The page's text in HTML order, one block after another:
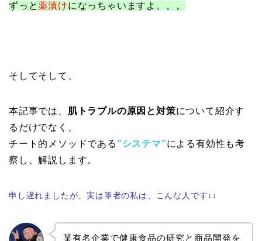
ずっと薬漬けになっちゃいますよ。。。
そしてそして、
本記事では、 肌トラブルの原因と対策について紹介す
るだけでなく、
チート的メソッドである ”システマ”による有効性も考
察し、解説します。
申し遅れましたが、実は筆者の私は、こんな人です↓↓
某有名企業で健康食品の研究と商品開発を